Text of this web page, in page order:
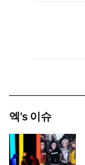
엑's 이슈